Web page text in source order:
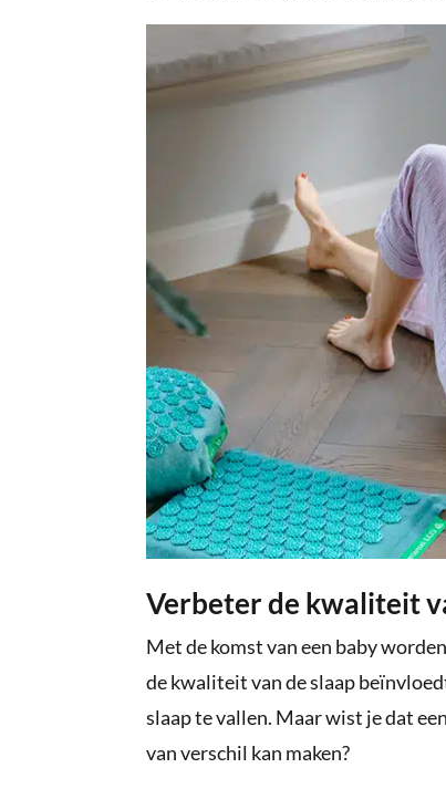
Verbeter de kwaliteit
Met de komst van een baby
de kwaliteit van de slaap
slaap te vallen. Maar wist je dat
van verschil kan maken?